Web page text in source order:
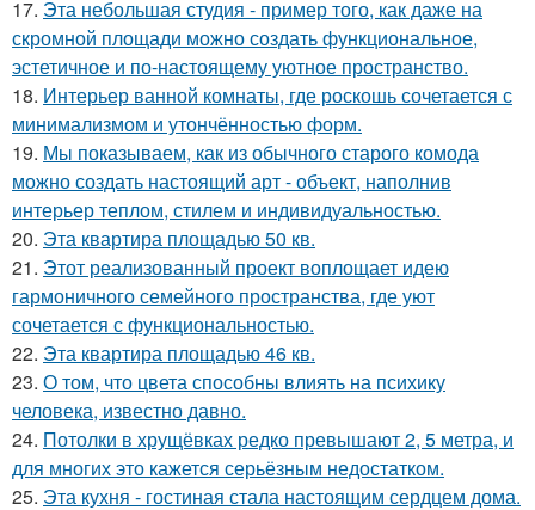
17. Эта небольшая студия - пример того, как даже на
скромной площади можно создать функциональное,
эстетичное и по-настоящему уютное пространство.
18. Интерьер ванной комнаты, где роскошь сочетается с
минимализмом и утончённостью форм.
19. Мы показываем, как из обычного старого комода
можно создать настоящий арт - объект, наполнив
интерьер теплом, стилем и индивидуальностью.
20. Эта квартира площадью 50 кв.
21. Этот реализованный проект воплощает идею
гармоничного семейного пространства, где уют
сочетается с функциональностью.
22. Эта квартира площадью 46 кв.
23. О том, что цвета способны влиять на психику
человека, известно давно.
24. Потолки в хрущёвках редко превышают 2, 5 метра, и
для многих это кажется серьёзным недостатком.
25. Эта кухня - гостиная стала настоящим сердцем дома.